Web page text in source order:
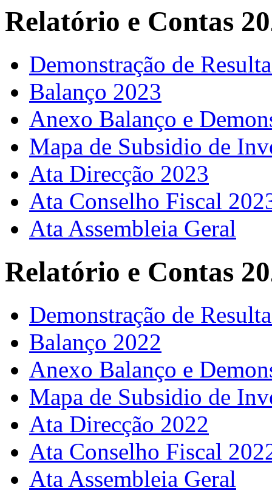
Relatório e Contas
Demonstração de
Balanço 2023
Anexo Balanço e
Mapa de Subsidio de
Ata Direcção 2023
Ata Conselho Fiscal
Ata Assembleia Geral
Relatório e Contas
Demonstração de
Balanço 2022
Anexo Balanço e
Mapa de Subsidio de
Ata Direcção 2022
Ata Conselho Fiscal
Ata Assembleia Geral